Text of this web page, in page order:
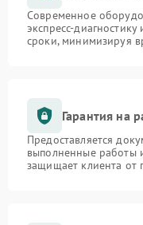
Современное
экспресс-
сроки, минимизируя
Гарантия на
Предоставляется
выполненные работы
защищает клиента от